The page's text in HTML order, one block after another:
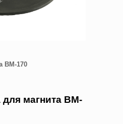
BM-170
магнита BM-